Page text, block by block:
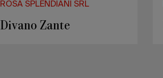
ROSA SPLENDIANI SRL
Divano Zante